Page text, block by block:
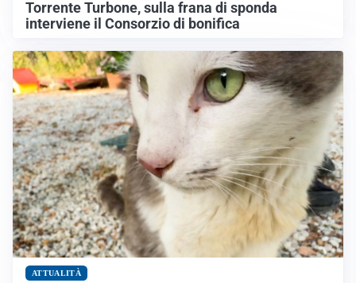
Torrente Turbone, sulla frana di sponda
interviene il Consorzio di bonifica
ATTUALITÀ